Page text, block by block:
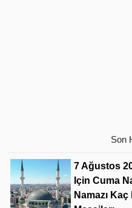
Son
7 Ağustos
Için Cuma
Namazı